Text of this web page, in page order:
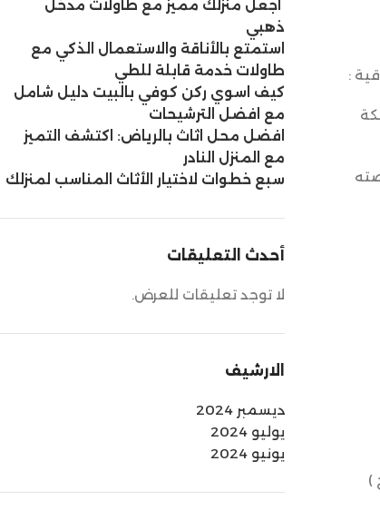
:
)
اجعل منزلك مميز مع طاولات مدخل
ذهبي
استمتع بالأناقة والاستعمال الذكي مع
طاولات خدمة قابلة للطي
كيف اسوي ركن كوفي بالبيت دليل شامل
مع افضل الترشيحات
افضل محل اثاث بالرياض: اكتشف التميز
مع المنزل النادر
سبع خطوات لاختيار الأثاث المناسب لمنزلك
أحدث التعليقات
لا توجد تعليقات للعرض.
الارشيف
ديسمبر 2024
يوليو 2024
يونيو 2024